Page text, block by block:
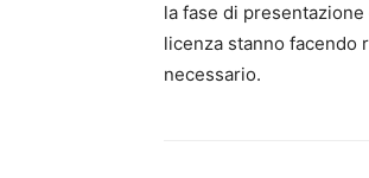
la fase di
licenza stanno facendo
necessario.